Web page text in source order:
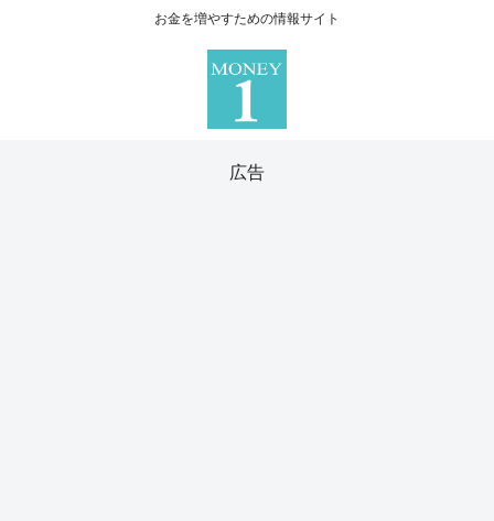
お金を増やすための情報サイト
広告